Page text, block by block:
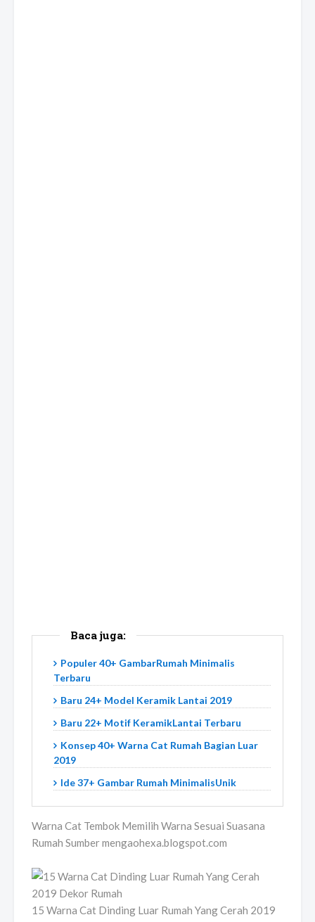
Baca juga:
Populer 40+ GambarRumah Minimalis
Terbaru
Baru 24+ Model Keramik Lantai 2019
Baru 22+ Motif KeramikLantai Terbaru
Konsep 40+ Warna Cat Rumah Bagian Luar
2019
Ide 37+ Gambar Rumah MinimalisUnik
Warna Cat Tembok Memilih Warna Sesuai Suasana
Rumah Sumber mengaohexa.blogspot.com
15 Warna Cat Dinding Luar Rumah Yang Cerah 2019